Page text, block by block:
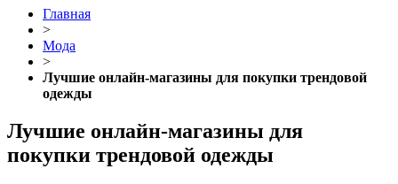
Главная
>
Мода
>
Лучшие онлайн-магазины для покупки трендовой
одежды
Лучшие онлайн-магазины для
покупки трендовой одежды